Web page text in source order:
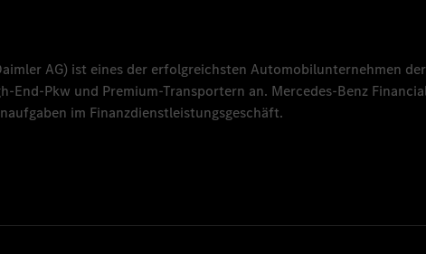
AG) ist eines der erfolgreichsten Automobilunternehmen
End-Pkw und Premium-Transportern an. Mercedes-Benz
im Finanzdienstleistungsgeschäft.